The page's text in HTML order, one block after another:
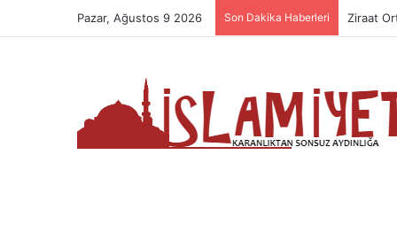
Pazar, Ağustos 9 2026 Son Dakika Haberleri Dua